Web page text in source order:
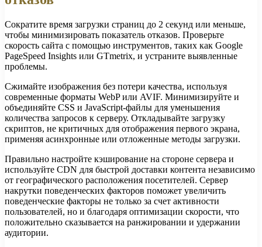
Сократите время загрузки страниц до 2 секунд или меньше,
чтобы минимизировать показатель отказов. Проверьте
скорость сайта с помощью инструментов, таких как Google
PageSpeed Insights или GTmetrix, и устраните выявленные
проблемы.
Сжимайте изображения без потери качества, используя
современные форматы WebP или AVIF. Минимизируйте и
объединяйте CSS и JavaScript-файлы для уменьшения
количества запросов к серверу. Откладывайте загрузку
скриптов, не критичных для отображения первого экрана,
применяя асинхронные или отложенные методы загрузки.
Правильно настройте кэширование на стороне сервера и
используйте CDN для быстрой доставки контента независимо
от географического расположения посетителей. Сервер
накрутки поведенческих факторов поможет увеличить
поведенческие факторы не только за счет активности
пользователей, но и благодаря оптимизации скорости, что
положительно сказывается на ранжировании и удержании
аудитории.